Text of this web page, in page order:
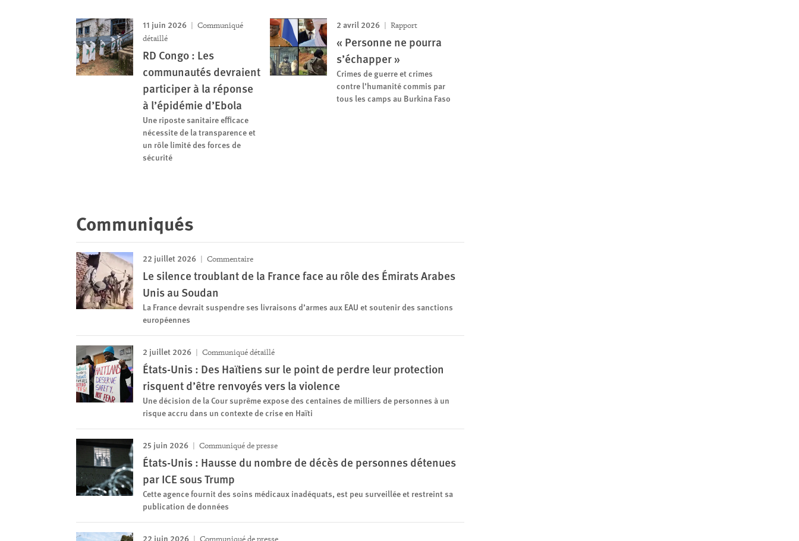
11 juin 2026
Communiqué
détaillé
RD Congo : Les
communautés devraient
participer à la réponse
à l’épidémie d’Ebola
Une riposte sanitaire efficace
nécessite de la transparence et
un rôle limité des forces de
sécurité
2 avril 2026 Rapport
« Personne ne pourra
s’échapper »
Crimes de guerre et crimes
contre l’humanité commis par
tous les camps au Burkina Faso
Communiqués
22 juillet 2026 Commentaire
Le silence troublant de la France face au rôle des Émirats Arabes
Unis au Soudan
La France devrait suspendre ses livraisons d’armes aux EAU et soutenir des sanctions
européennes
2 juillet 2026 Communiqué détaillé
États-Unis : Des Haïtiens sur le point de perdre leur protection
risquent d’être renvoyés vers la violence
Une décision de la Cour suprême expose des centaines de milliers de personnes à un
risque accru dans un contexte de crise en Haïti
25 juin 2026 Communiqué de presse
États-Unis : Hausse du nombre de décès de personnes détenues
par ICE sous Trump
Cette agence fournit des soins médicaux inadéquats, est peu surveillée et restreint sa
publication de données
22 juin 2026